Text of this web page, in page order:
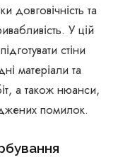
довговічність та
У цій
стіни
матеріали та
а також нюанси,
помилок.